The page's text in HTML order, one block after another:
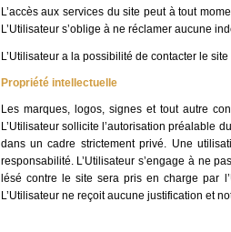
L’accès aux services du site peut à tout
L’Utilisateur s’oblige à ne réclamer aucune
L’Utilisateur a la possibilité de contacter le
Propriété intellectuelle
Les marques, logos, signes et tout autre
L’Utilisateur sollicite l’autorisation préalable
dans un cadre strictement privé. Une
responsabilité. L’Utilisateur s’engage à ne
lésé contre le site sera pris en charge par
L’Utilisateur ne reçoit aucune justification et